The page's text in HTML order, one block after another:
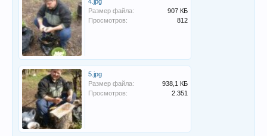
Размер файла:
907 КБ
Просмотров:
812
5.jpg
Размер файла:
938,1 КБ
Просмотров:
2.351